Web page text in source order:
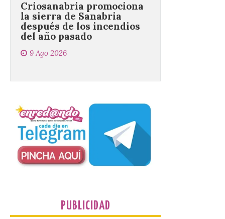
del año pasado
9 Ago 2026
un comercio local para
comercio local sanabrés después de los
graves incendios de 2025. […]
Nace GEO-Arena: un
nuevo deporte creado en
9 Ago 2026
PUBLICIDAD